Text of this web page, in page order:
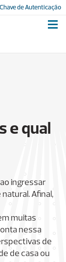
Chave de Autenticação
e qual
ingressar
Afinal,
muitas
nessa
de
de casa ou